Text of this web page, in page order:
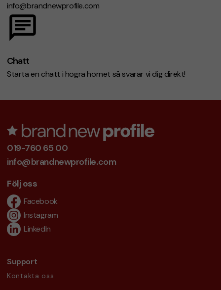
info@brandnewprofile.com
Chatt
Starta en chatt i högra hörnet så svarar vi dig direkt!
019-760 65 00
info@brandnewprofile.com
Följ oss
Facebook
Instagram
LinkedIn
Support
Kontakta oss